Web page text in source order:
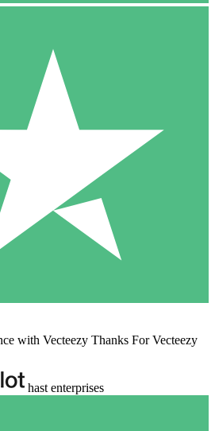
with Vecteezy Thanks For Vecteezy
hast enterprises